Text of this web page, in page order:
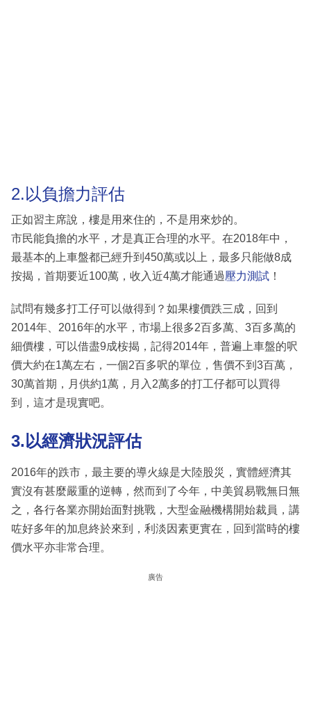
2.以負擔力評估
正如習主席說，樓是用來住的，不是用來炒的。
市民能負擔的水平，才是真正合理的水平。在2018年中，
最基本的上車盤都已經升到450萬或以上，最多只能做8成
按揭，首期要近100萬，收入近4萬才能通過壓力測試 ！
試問有幾多打工仔可以做得到？如果樓價跌三成，回到
2014年、2016年的水平，市場上很多2百多萬、3百多萬的
細價樓，可以借盡9成桉揭，記得2014年，普遍上車盤的呎
價大約在1萬左右，一個2百多呎的單位，售價不到3百萬，
30萬首期，月供約1萬，月入2萬多的打工仔都可以買得
到，這才是現實吧。
3.以經濟狀況評估
2016年的跌市，最主要的導火線是大陸股災，實體經濟其
實沒有甚麼嚴重的逆轉，然而到了今年，中美貿易戰無日無
之，各行各業亦開始面對挑戰，大型金融機構開始裁員，講
咗好多年的加息終於來到，利淡因素更實在，回到當時的樓
價水平亦非常合理。
廣告